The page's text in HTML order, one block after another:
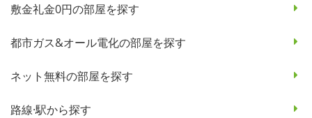
敷金礼金0円の部屋を探す
都市ガス&オール電化の部屋を探す
ネット無料の部屋を探す
路線·駅から探す